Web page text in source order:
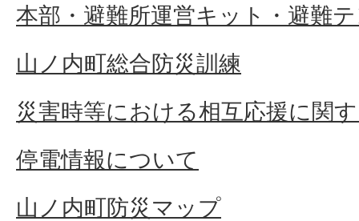
本部・避難所運営キット・避難
山ノ内町総合防災訓練
災害時等における相互応援に関
停電情報について
山ノ内町防災マップ